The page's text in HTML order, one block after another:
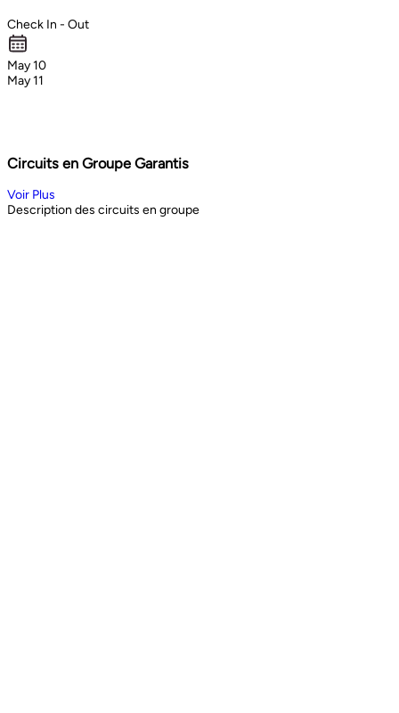
Check In - Out
May 10
May 11
Circuits en Groupe Garantis
Voir Plus
Description des circuits en groupe